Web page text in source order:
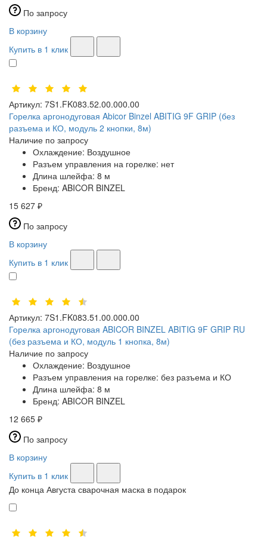
По запросу
В корзину
Купить в 1 клик
Артикул: 7S1.FK083.52.00.000.00
Горелка аргонодуговая Abicor Binzel ABITIG 9F GRIP (без
разъема и КО, модуль 2 кнопки, 8м)
Наличие по запросу
Охлаждение: Воздушное
Разъем управления на горелке: нет
Длина шлейфа: 8 м
Бренд: ABICOR BINZEL
15 627 ₽
По запросу
В корзину
Купить в 1 клик
Артикул: 7S1.FK083.51.00.000.00
Горелка аргонодуговая ABICOR BINZEL ABITIG 9F GRIP RU
(без разъема и КО, модуль 1 кнопка, 8м)
Наличие по запросу
Охлаждение: Воздушное
Разъем управления на горелке: без разъема и КО
Длина шлейфа: 8 м
Бренд: ABICOR BINZEL
12 665 ₽
По запросу
В корзину
Купить в 1 клик
До конца Августа сварочная маска в подарок